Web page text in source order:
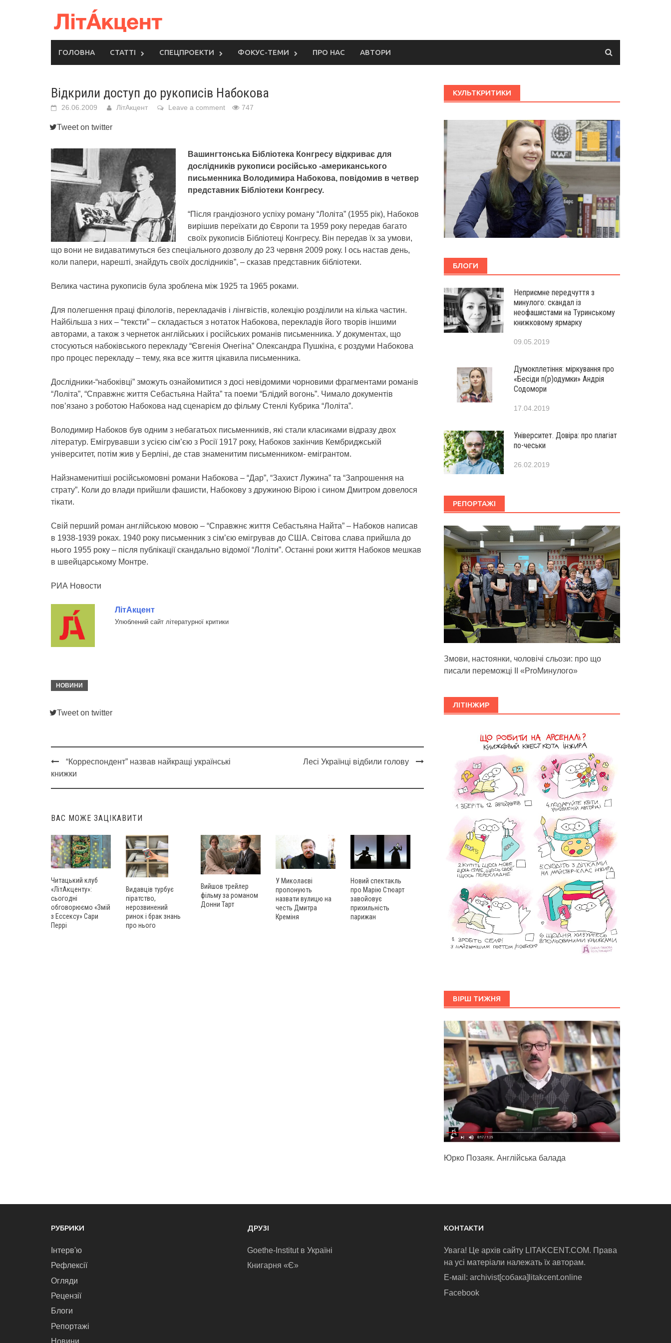
ГОЛОВНА СТАТТІ СПЕЦПРОЕКТИ ФОКУС-ТЕМИ ПРО НАС АВТОРИ
Відкрили доступ до рукописів Набокова
26.06.2009 ЛітАкцент Leave a comment 747
Tweet on twitter
Вашингтонська Бібліотека Конгресу відкриває для
дослідників рукописи російсько -американського
письменника Володимира Набокова, повідомив в четвер
представник Бібліотеки Конгресу.
“Після грандіозного успіху роману “Лоліта” (1955 рік), Набоков
вирішив переїхати до Європи та 1959 року передав багато
своїх рукописів Бібліотеці Конгресу. Він передав їх за умови,
що вони не видаватимуться без спеціального дозволу до 23 червня 2009 року. І ось настав день,
коли папери, нарешті, знайдуть своїх дослідників”, – сказав представник бібліотеки.
Велика частина рукописів була зроблена між 1925 та 1965 роками.
Для полегшення праці філологів, перекладачів і лінгвістів, колекцію розділили на кілька частин.
Найбільша з них – “тексти” – складається з нотаток Набокова, перекладів його творів іншими
авторами, а також з чернеток англійських і російських романів письменника. У документах, що
стосуються набоківського перекладу “Євгенія Онегіна” Олександра Пушкіна, є роздуми Набокова
про процес перекладу – тему, яка все життя цікавила письменника.
Дослідники-“набоківці” зможуть ознайомитися з досі невідомими чорновими фрагментами романів
“Лоліта”, “Справжнє життя Себастьяна Найта” та поеми “Блідий вогонь”. Чимало документів
пов’язано з роботою Набокова над сценарієм до фільму Стенлі Кубрика “Лоліта”.
Володимир Набоков був одним з небагатьох письменників, які стали класиками відразу двох
літератур. Емігрувавши з усією сім’єю з Росії 1917 року, Набоков закінчив Кембриджській
університет, потім жив у Берліні, де став знаменитим письменником- емігрантом.
Найзнаменитіші російськомовні романи Набокова – “Дар”, “Захист Лужина” та “Запрошення на
страту”. Коли до влади прийшли фашисти, Набокову з дружиною Вірою і сином Дмитром довелося
тікати.
Свій перший роман англійською мовою – “Справжнє життя Себастьяна Найта” – Набоков написав
в 1938-1939 роках. 1940 року письменник з сім’єю емігрував до США. Світова слава прийшла до
нього 1955 року – після публікації скандально відомої “Лоліти”. Останні роки життя Набоков мешкав
в швейцарському Монтре.
РИА Новости
ЛітАкцент
Улюблений сайт літературної критики
НОВИНИ
Tweet on twitter
Post
navigation
“Корреспондент” назвав найкращі українські
книжки
Лесі Українці відбили голову
ВАС МОЖЕ ЗАЦІКАВИТИ
Читацький клуб
«ЛітАкценту»:
сьогодні
обговорюємо «Змій
з Ессексу» Сари
Перрі
Видавців турбує
піратство,
нерозвинений
ринок і брак знань
про нього
Вийшов трейлер
фільму за романом
Донни Тарт
У Миколаєві
пропонують
назвати вулицю на
честь Дмитра
Креміня
Новий спектакль
про Марію Стюарт
завойовує
прихильність
парижан
КУЛЬТКРИТИКИ
БЛОГИ
Неприємне передчуття з
минулого: скандал із
неофашистами на Туринському
книжковому ярмарку
09.05.2019
Думокплетіння: міркування про
«Бесіди п(р)одумки» Андрія
Содомори
17.04.2019
Університет. Довіра: про плагіат
по-чеськи
26.02.2019
РЕПОРТАЖІ
Змови, настоянки, чоловічі сльози: про що
писали переможці ІІ «ProМинулого»
ЛІТІНЖИР
ВІРШ ТИЖНЯ
Юрко Позаяк. Англійська балада
РУБРИКИ
Інтерв'ю
Рефлексії
Огляди
Рецензії
Блоги
Репортажі
Новини
ДРУЗІ
Goethe-Institut в Україні
Книгарня «Є»
КОНТАКТИ
Увага! Це архів сайту LITAKCENT.COM. Права
на усі матеріали належать їх авторам.
E-маіl: archivist[собака]litakcent.online
Facebook